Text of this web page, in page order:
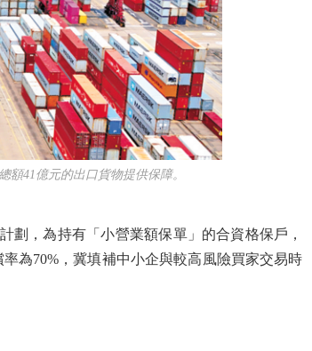
41億元的出口貨物提供保障。
，為持有「小營業額保單」的合資格保戶，
為70%，冀填補中小企與較高風險買家交易時